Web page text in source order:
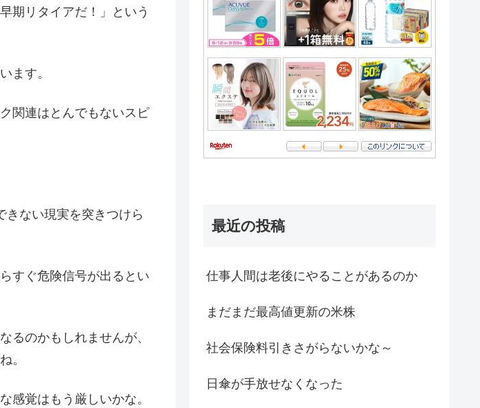
期リタイアだ！」という
ます。
関連はとんでもないスピ
きない現実を突きつけら
すぐ危険信号が出るとい
るのかもしれませんが、
。
感覚はもう厳しいかな。
最近の投稿
仕事人間は老後にやることがあるのか
まだまだ最高値更新の米株
社会保険料引きさがらないかな～
日傘が手放せなくなった